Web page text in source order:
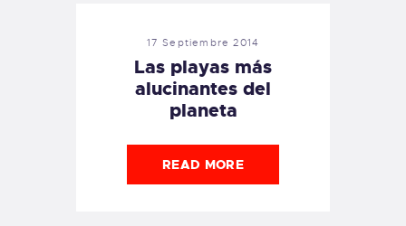
17 Septiembre 2014
Las playas más
alucinantes del
planeta
READ MORE